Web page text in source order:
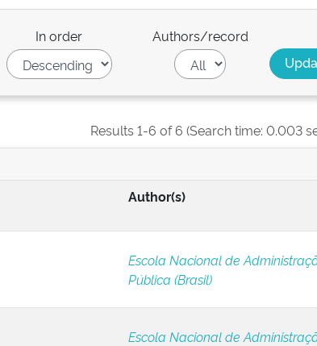
In order Authors/record
Results 1-6 of 6 (Search time: 0.003
Author(s)
Escola Nacional de
Pública (Brasil)
Escola Nacional de